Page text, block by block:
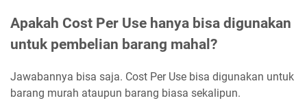
Apakah Cost Per Use hanya bisa digunakan
untuk pembelian barang mahal?
Jawabannya bisa saja. Cost Per Use bisa digunakan untuk
barang murah ataupun barang biasa sekalipun.